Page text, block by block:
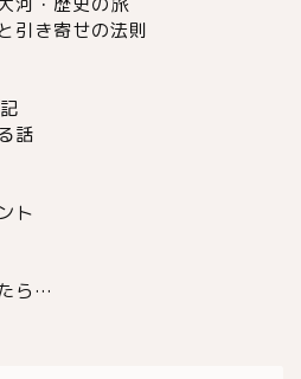
引き寄せの法則
話
ト
ら…